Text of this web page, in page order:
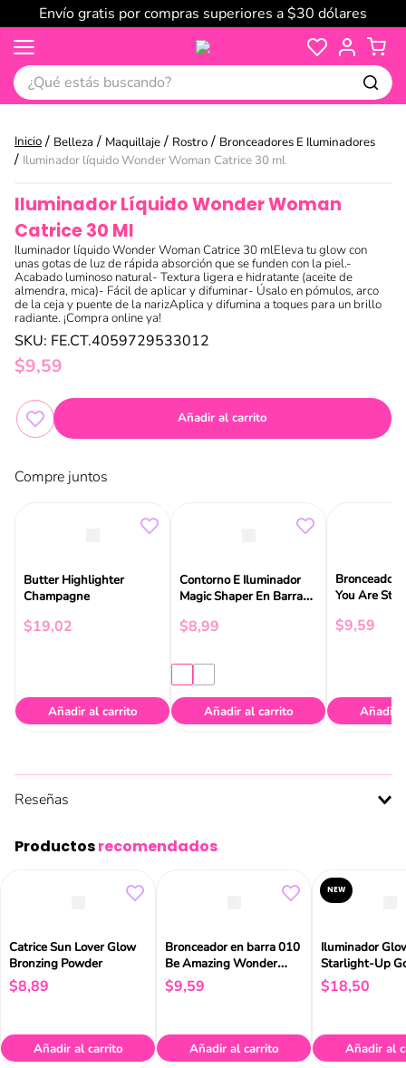
Envío gratis por compras superiores a $30 dólares
¿Qué estás buscando?
Belleza Maquillaje Rostro
Bronceadores E Iluminadores
Iluminador líquido Wonder Woman Catrice 30 ml
Iluminador Líquido Wonder Woman
Catrice 30 Ml
Iluminador líquido Wonder Woman Catrice 30 mlEleva tu glow con
unas gotas de luz de rápida absorción que se funden con la piel.-
Acabado luminoso natural- Textura ligera e hidratante (aceite de
almendra, mica)- Fácil de aplicar y difuminar- Úsalo en pómulos, arco
de la ceja y puente de la narizAplica y difumina a toques para un brillo
radiante. ¡Compra online ya!
SKU: FE.CT.4059729533012
$9,59
Añadir al carrito
Compre juntos
Butter Highlighter
Champagne
$19,02
Añadir al carrito
Contorno E Iluminador
Magic Shaper En Barra
$8,99
Añadir al carrito
Bronceador
You Are
$9,59
Añadir
Reseñas
Productosrecomendados
Catrice Sun Lover Glow
Bronzing Powder
$8,89
Añadir al carrito
Bronceador en barra 010
Be Amazing Wonder
Woman Catrice 6,5 g
$9,59
Añadir al carrito
NEW
Iluminador
Starlight-Up
$18,50
Añadir al